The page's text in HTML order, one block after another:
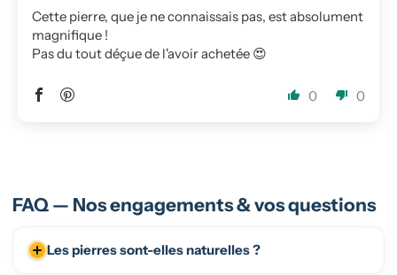
Cette pierre, que je ne connaissais pas, est absolument
magnifique !
Pas du tout déçue de l'avoir achetée 😍
0 0
FAQ — Nos engagements & vos questions
Les pierres sont-elles naturelles ?